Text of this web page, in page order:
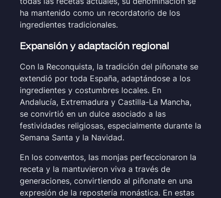
ha mantenido como un recordatorio de los
ingredientes tradicionales.
Expansión y adaptación regional
Con la Reconquista, la tradición del piñonate se
extendió por toda España, adaptándose a los
ingredientes y costumbres locales. En
Andalucía, Extremadura y Castilla-La Mancha,
se convirtió en un dulce asociado a las
festividades religiosas, especialmente durante la
Semana Santa y la Navidad.
En los conventos, las monjas perfeccionaron la
receta y la mantuvieron viva a través de
generaciones, convirtiendo al piñonate en una
expresión de la repostería monástica. En estas